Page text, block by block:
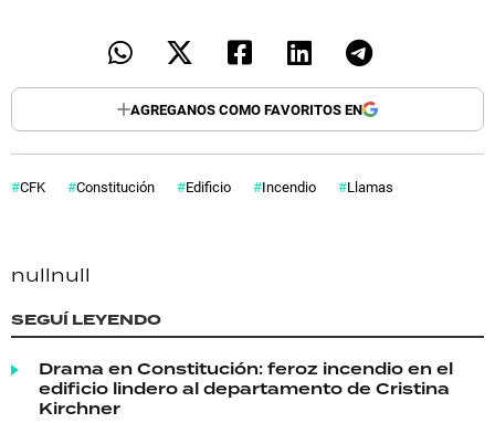
AGREGANOS COMO FAVORITOS EN
CFK Constitución Edificio Incendio Llamas
nullnull
SEGUÍ LEYENDO
Drama en Constitución: feroz incendio en el
edificio lindero al departamento de Cristina
Kirchner